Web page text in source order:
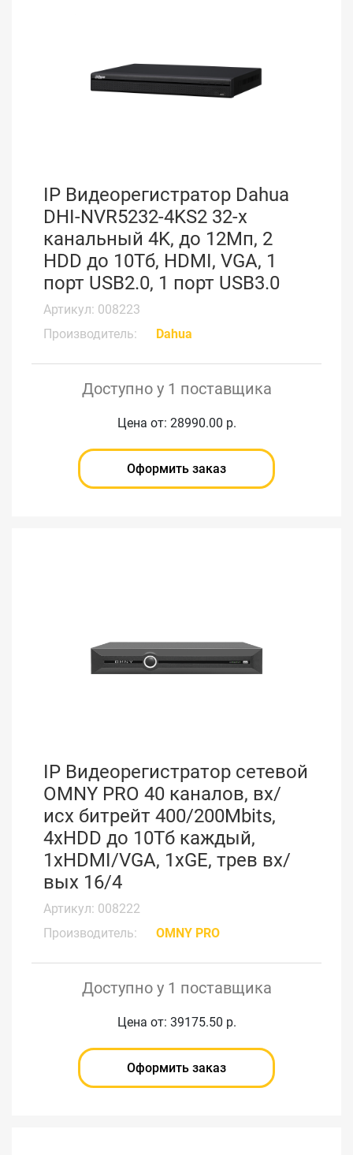
IP Видеорегистратор Dahua
DHI-NVR5232-4KS2 32-х
канальный 4K, до 12Мп, 2
HDD до 10Тб, HDMI, VGA, 1
порт USB2.0, 1 порт USB3.0
Артикул: 008223
Производитель:
Dahua
Доступно у 1 поставщика
Цена от: 28990.00 р.
Оформить заказ
IP Видеорегистратор сетевой
OMNY PRO 40 каналов, вх/
исх битрейт 400/200Mbits,
4xHDD до 10Тб каждый,
1xHDMI/VGA, 1xGE, трев вх/
вых 16/4
Артикул: 008222
Производитель:
OMNY PRO
Доступно у 1 поставщика
Цена от: 39175.50 р.
Оформить заказ